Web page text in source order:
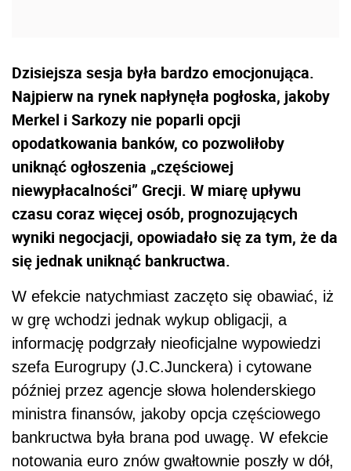
Dzisiejsza sesja była bardzo emocjonująca.
Najpierw na rynek napłynęła pogłoska, jakoby
Merkel i Sarkozy nie poparli opcji
opodatkowania banków, co pozwoliłoby
uniknąć ogłoszenia „częściowej
niewypłacalności” Grecji. W miarę upływu
czasu coraz więcej osób, prognozujących
wyniki negocjacji, opowiadało się za tym, że da
się jednak uniknąć bankructwa.
W efekcie natychmiast zaczęto się obawiać, iż
w grę wchodzi jednak wykup obligacji, a
informację podgrzały nieoficjalne wypowiedzi
szefa Eurogrupy (J.C.Junckera) i cytowane
później przez agencje słowa holenderskiego
ministra finansów, jakoby opcja częściowego
bankructwa była brana pod uwagę. W efekcie
notowania euro znów gwałtownie poszły w dół,